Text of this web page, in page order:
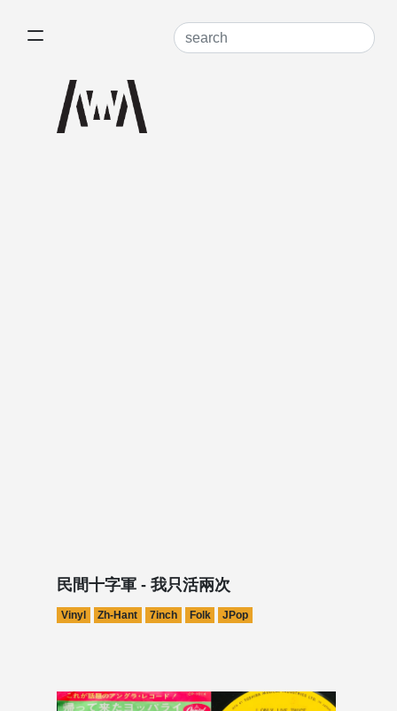
民間十字軍 - 我只活兩次
Vinyl Zh-Hant 7inch Folk JPop